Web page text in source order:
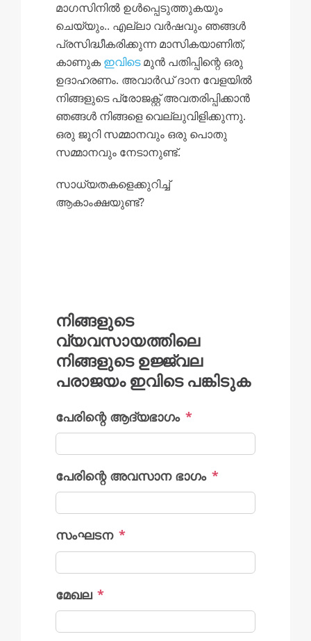
മാഗസിനിൽ ഉൾപ്പെടുത്തുകയും
ചെയ്യും.. എല്ലാ വർഷവും ഞങ്ങൾ
പ്രസിദ്ധീകരിക്കുന്ന മാസികയാണിത്,
കാണുകഇവിടെമുൻ പതിപ്പിന്റെ ഒരു
ഉദാഹരണം. അവാർഡ് ദാന വേളയിൽ
നിങ്ങളുടെ പ്രോജക്റ്റ് അവതരിപ്പിക്കാൻ
ഞങ്ങൾ നിങ്ങളെ വെല്ലുവിളിക്കുന്നു.
ഒരു ജൂറി സമ്മാനവും ഒരു പൊതു
സമ്മാനവും നേടാനുണ്ട്.
സാധ്യതകളെക്കുറിച്ച്
ആകാംക്ഷയുണ്ട്?
നിങ്ങളുടെ
വ്യവസായത്തിലെ
നിങ്ങളുടെ ഉജ്ജ്വല
പരാജയം ഇവിടെ പങ്കിടുക
പേരിന്റെ ആദ്യഭാഗം *
പേരിന്റെ അവസാന ഭാഗം *
സംഘടന *
മേഖല *